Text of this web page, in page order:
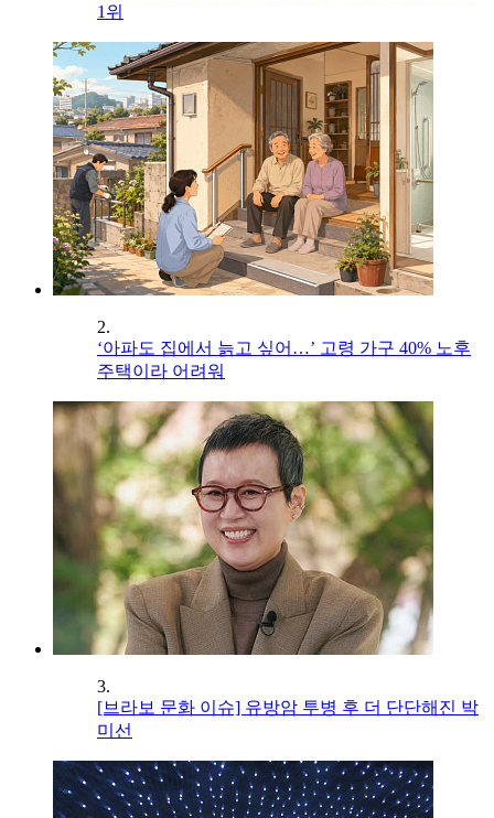
1위
2.
‘아파도 집에서 늙고 싶어…’ 고령 가구 40% 노후
주택이라 어려워
3.
[브라보 문화 이슈] 유방암 투병 후 더 단단해진 박
미선